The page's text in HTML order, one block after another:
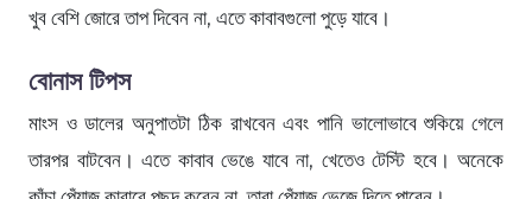
খুব বেশি জোরে তাপ দিবেন না, এতে কাবাবগুলো পুড়ে যাবে।
বোনাস টিপস
মাংস ও ডালের অনুপাতটা ঠিক রাখবেন এবং পানি ভালোভাবে শুকিয়ে গেলে
তারপর বাটবেন। এতে কাবাব ভেঙে যাবে না, খেতেও টেস্টি হবে। অনেকে